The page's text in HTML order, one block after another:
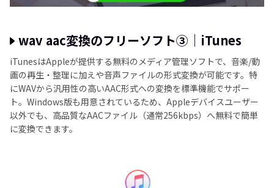
wav aac変換のフリーソフト③｜iTunes
iTunesはAppleが提供する無料のメディア管理ソフトで、音楽/動
画の再生・整理に加えや音声ファイルの形式変換が可能です。特
にWAVから汎用性の高いAAC形式への変換を標準機能でサポー
ト。Windows版も用意されているため、Appleデバイスユーザー
以外でも、高品質なAACファイル（通常256kbps）へ無料で簡単
に変換できます。